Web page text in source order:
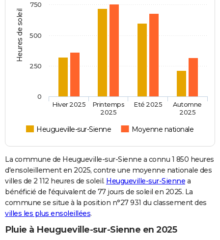
Heures de soleil
Heugueville-sur-Sienne Moyenne nationale
Hiver 2025
Printemps
2025
Eté 2025
Automne
2025
0
250
500
750
La commune de Heugueville-sur-Sienne a connu 1 850 heures
d'ensoleillement en 2025, contre une moyenne nationale des
villes de 2 112 heures de soleil. Heugueville-sur-Sienne a
bénéficié de l'équivalent de 77 jours de soleil en 2025. La
commune se situe à la position n°27 931 du classement des
villes les plus ensoleillées.
Pluie à Heugueville-sur-Sienne en 2025